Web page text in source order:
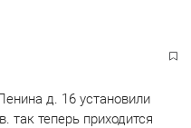
д. 16 установили
так теперь приходится